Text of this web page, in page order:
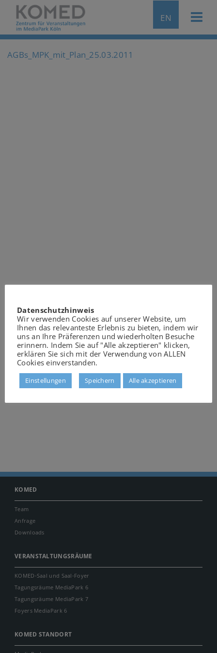
EN
AGBs_MPK_mit_Plan_25.03.2011
KOMED
Team
Anfrage
Downloads
VERANSTALTUNGSRÄUME
KOMED-Saal und Saal-Foyer
Tagungsräume MediaPark 6
Tagungsräume MediaPark 7
Foyers MediaPark 6
KOMED STANDORT
Datenschutzhinweis
Wir verwenden Cookies auf unserer Website, um
Ihnen das relevanteste Erlebnis zu bieten, indem wir
uns an Ihre Präferenzen und wiederholten Besuche
erinnern. Indem Sie auf "Alle akzeptieren" klicken,
erklären Sie sich mit der Verwendung von ALLEN
Cookies einverstanden.
Einstellungen Speichern Alle akzeptieren